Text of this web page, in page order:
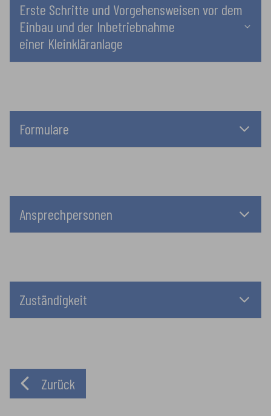
Erste Schritte und Vorgehensweisen vor dem
Einbau und der Inbetriebnahme
einer Kleinkläranlage
Formulare
Ansprechpersonen
Zuständigkeit
Zurück